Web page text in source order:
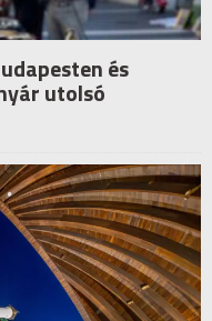
és
utolsó